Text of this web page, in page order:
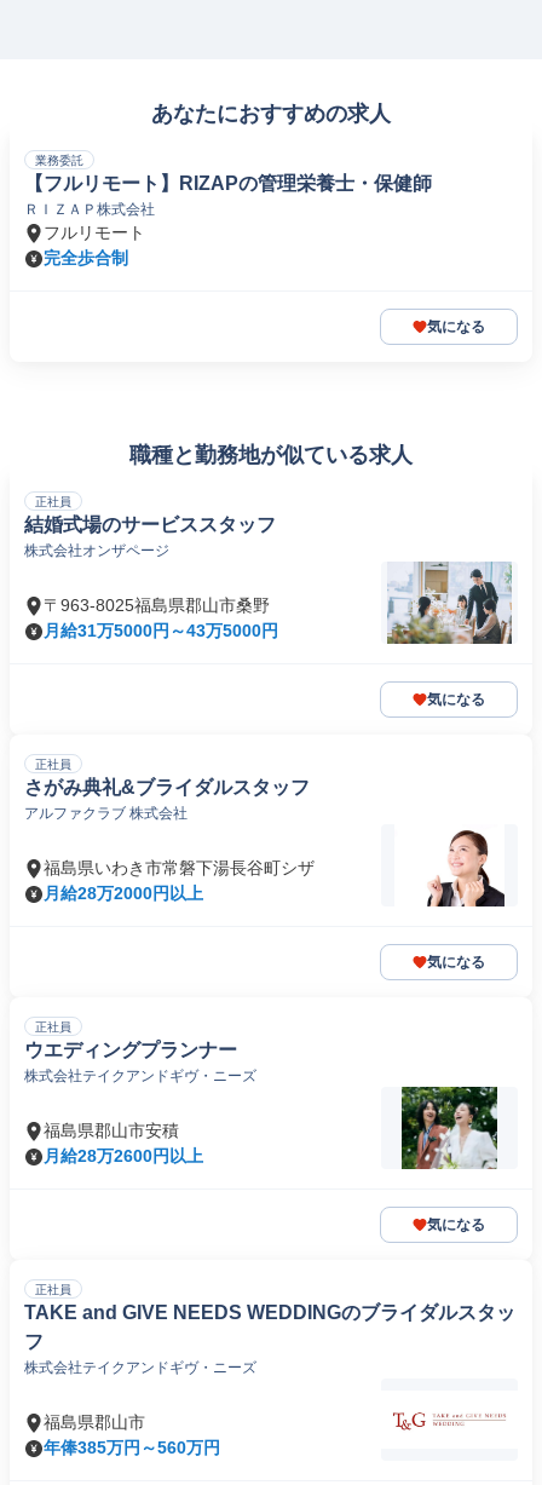
あなたにおすすめの求人
業務委託
【フルリモート】RIZAPの管理栄養士・保健師
ＲＩＺＡＰ株式会社
フルリモート
完全歩合制
気になる
職種と勤務地が似ている求人
正社員
結婚式場のサービススタッフ
株式会社オンザページ
〒963-8025福島県郡山市桑野
月給31万5000円～43万5000円
気になる
正社員
さがみ典礼&ブライダルスタッフ
アルファクラブ 株式会社
福島県いわき市常磐下湯長谷町シザ
月給28万2000円以上
気になる
正社員
ウエディングプランナー
株式会社テイクアンドギヴ・ニーズ
福島県郡山市安積
月給28万2600円以上
気になる
正社員
TAKE and GIVE NEEDS WEDDINGのブライダルスタッ
フ
株式会社テイクアンドギヴ・ニーズ
福島県郡山市
年俸385万円～560万円